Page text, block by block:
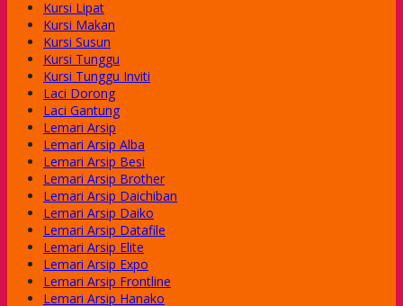
Kursi Lipat
Kursi Makan
Kursi Susun
Kursi Tunggu
Kursi Tunggu Inviti
Laci Dorong
Laci Gantung
Lemari Arsip
Lemari Arsip Alba
Lemari Arsip Besi
Lemari Arsip Brother
Lemari Arsip Daichiban
Lemari Arsip Daiko
Lemari Arsip Datafile
Lemari Arsip Elite
Lemari Arsip Expo
Lemari Arsip Frontline
Lemari Arsip Hanako